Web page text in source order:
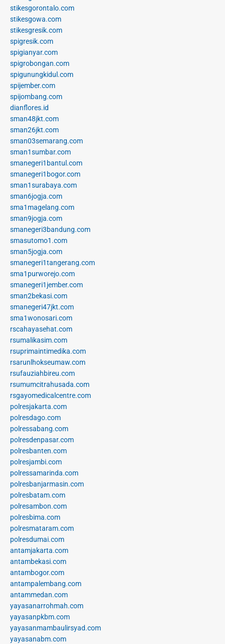
stikesgorontalo.com
stikesgowa.com
stikesgresik.com
spigresik.com
spigianyar.com
spigrobongan.com
spigunungkidul.com
spijember.com
spijombang.com
dianflores.id
sman48jkt.com
sman26jkt.com
sman03semarang.com
sman1sumbar.com
smanegeri1bantul.com
smanegeri1bogor.com
sman1surabaya.com
sman6jogja.com
sma1magelang.com
sman9jogja.com
smanegeri3bandung.com
smasutomo1.com
sman5jogja.com
smanegeri1tangerang.com
sma1purworejo.com
smanegeri1jember.com
sman2bekasi.com
smanegeri47jkt.com
sma1wonosari.com
rscahayasehat.com
rsumalikasim.com
rsuprimaintimedika.com
rsarunlhokseumaw.com
rsufauziahbireu.com
rsumumcitrahusada.com
rsgayomedicalcentre.com
polresjakarta.com
polresdago.com
polressabang.com
polresdenpasar.com
polresbanten.com
polresjambi.com
polressamarinda.com
polresbanjarmasin.com
polresbatam.com
polresambon.com
polresbima.com
polresmataram.com
polresdumai.com
antamjakarta.com
antambekasi.com
antambogor.com
antampalembang.com
antammedan.com
yayasanarrohmah.com
yayasanpkbm.com
yayasanmambaulirsyad.com
yayasanabm.com